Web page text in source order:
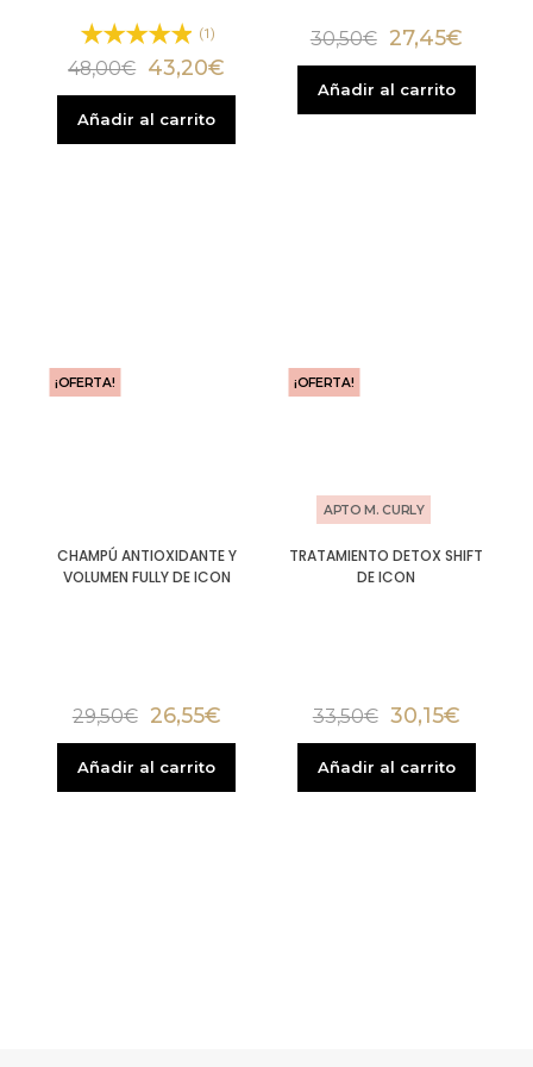
(1)
48,00€ 43,20€
Añadir al carrito
30,50€ 27,45€
Añadir al carrito
¡OFERTA!
CHAMPÚ ANTIOXIDANTE Y
VOLUMEN FULLY DE ICON
29,50€ 26,55€
Añadir al carrito
¡OFERTA!
APTO M. CURLY
TRATAMIENTO DETOX SHIFT
DE ICON
33,50€ 30,15€
Añadir al carrito